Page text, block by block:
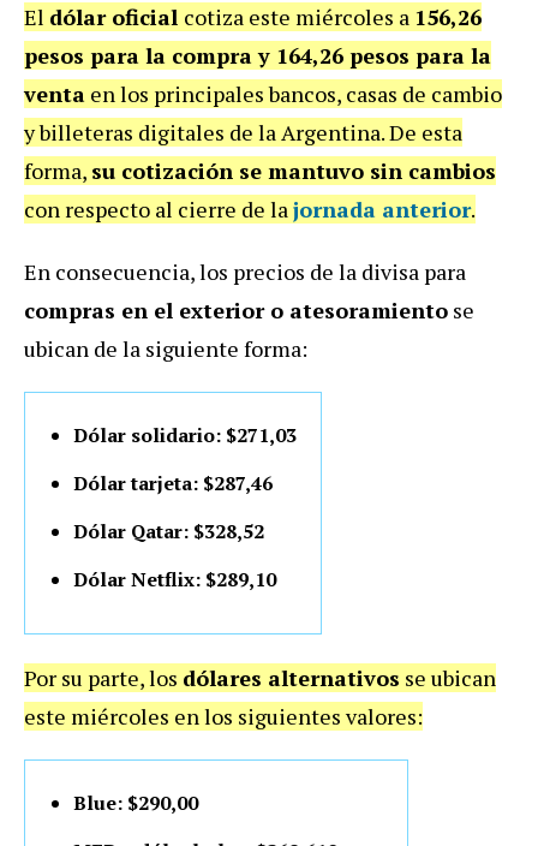
El dólar oficial cotiza este miércoles a 156,26
pesos para la compra y 164,26 pesos para la
venta en los principales bancos, casas de cambio
y billeteras digitales de la Argentina. De esta
forma, su cotización se mantuvo sin cambios
con respecto al cierre de lajornada anterior.
En consecuencia, los precios de la divisa para
compras en el exterior o atesoramiento se
ubican de la siguiente forma:
Dólar solidario: $271,03
Dólar tarjeta: $287,46
Dólar Qatar: $328,52
Dólar Netflix: $289,10
Por su parte, los dólares alternativos se ubican
este miércoles en los siguientes valores:
Blue: $290,00